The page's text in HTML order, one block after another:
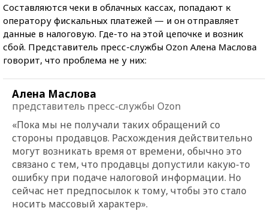
Составляются чеки в облачных кассах, попадают к
оператору фискальных платежей — и он отправляет
данные в налоговую. Где-то на этой цепочке и возник
сбой. Представитель пресс-службы Ozon Алена Маслова
говорит, что проблема не у них:
Алена Маслова
представитель пресс-службы Ozon
«Пока мы не получали таких обращений со
стороны продавцов. Расхождения действительно
могут возникать время от времени, обычно это
связано с тем, что продавцы допустили какую-то
ошибку при подаче налоговой информации. Но
сейчас нет предпосылок к тому, чтобы это стало
носить массовый характер».